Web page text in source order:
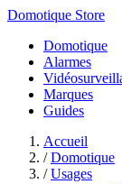
Domotique Store
Domotique
Alarmes
Marques
Guides
Accueil
/ Domotique
/ Usages